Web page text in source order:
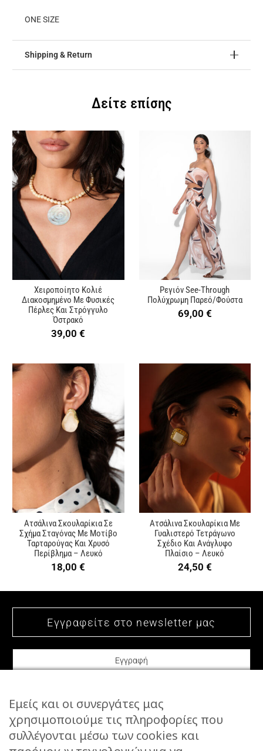
ONE SIZE
Shipping & Return
Δείτε επίσης
Χειροποίητο Κολιέ
Διακοσμημένο Με Φυσικές
Πέρλες Και Στρόγγυλο
Όστρακό
39,00€
Ρεγιόν See-Through
Πολύχρωμη Παρεό/Φούστα
69,00 €
Ατσάλινα Σκουλαρίκια Σε
Σχήμα Σταγόνας Με Μοτίβο
Ταρταρούγας Και Χρυσό
Περίβλημα – Λευκό
18,00€
Ατσάλινα Σκουλαρίκια Με
Γυαλιστερό Τετράγωνο
Σχέδιο Και Ανάγλυφο
Πλαίσιο – Λευκό
24,50 €
ΕΠΙΚΟΙΝΩΝΙΑ
Εμείς και οι συνεργάτες μας
χρησιμοποιούμε τις πληροφορίες που
συλλέγονται μέσω των cookies και